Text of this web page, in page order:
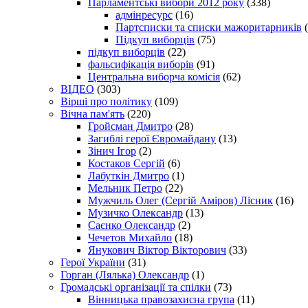
адмінресурс (16)
Партсписки та списки мажоритарників
Підкуп виборців (75)
підкуп виборців (22)
фальсифікація виборів (91)
Центральна виборча комісія (62)
ВІДЕО (303)
Вірші про політику (109)
Вічна пам'ять (220)
Гройсман Дмитро (28)
Загиблі герої Євромайдану (13)
Зінич Ігор (2)
Костаков Сергій (6)
Лабуткін Дмитро (1)
Мельник Петро (22)
Мужчиль Олег (Сергій Аміров) Лісник (16)
Музичко Олександр (13)
Саєнко Олександр (2)
Чечетов Михайло (18)
Янукович Віктор Вікторович (33)
Герої України (31)
Горган (Лялька) Олександр (1)
Громадські організації та спілки (73)
Вінницька правозахисна група (11)